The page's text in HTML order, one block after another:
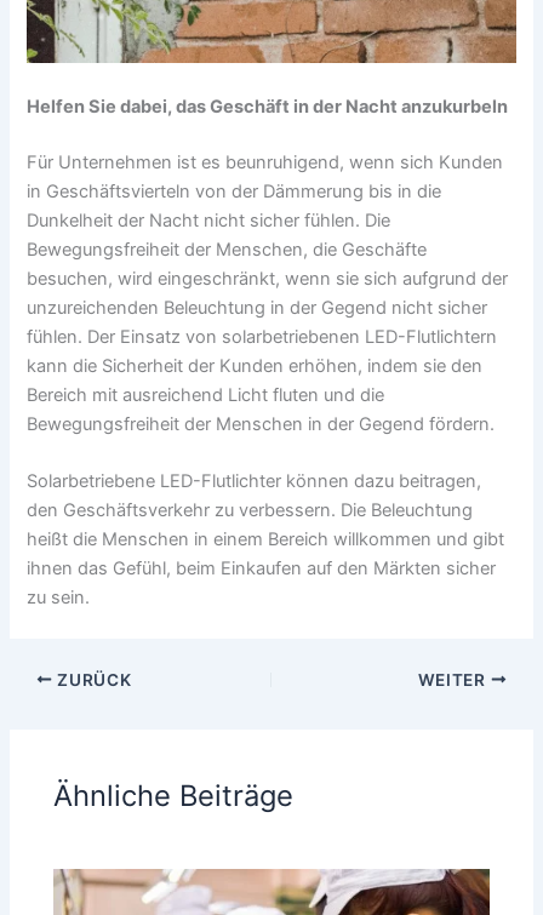
Helfen Sie dabei, das Geschäft in der Nacht anzukurbeln
Für Unternehmen ist es beunruhigend, wenn sich Kunden
in Geschäftsvierteln von der Dämmerung bis in die
Dunkelheit der Nacht nicht sicher fühlen. Die
Bewegungsfreiheit der Menschen, die Geschäfte
besuchen, wird eingeschränkt, wenn sie sich aufgrund der
unzureichenden Beleuchtung in der Gegend nicht sicher
fühlen. Der Einsatz von solarbetriebenen LED-Flutlichtern
kann die Sicherheit der Kunden erhöhen, indem sie den
Bereich mit ausreichend Licht fluten und die
Bewegungsfreiheit der Menschen in der Gegend fördern.
Solarbetriebene LED-Flutlichter können dazu beitragen,
den Geschäftsverkehr zu verbessern. Die Beleuchtung
heißt die Menschen in einem Bereich willkommen und gibt
ihnen das Gefühl, beim Einkaufen auf den Märkten sicher
zu sein.
ZURÜCK WEITER
Ähnliche Beiträge
g